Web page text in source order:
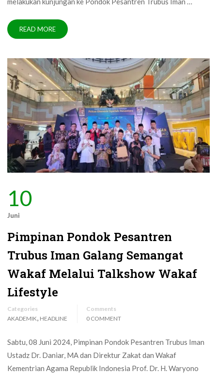
READ MORE
10
Juni
Pimpinan Pondok Pesantren
Trubus Iman Galang Semangat
Wakaf Melalui Talkshow Wakaf
Lifestyle
Categories
AKADEMIK, HEADLINE
Comments
0 COMMENT
Sabtu, 08 Juni 2024, Pimpinan Pondok Pesantren Trubus Iman
Ustadz Dr. Daniar, MA dan Direktur Zakat dan Wakaf
Kementrian Agama Republik Indonesia Prof. Dr. H. Waryono